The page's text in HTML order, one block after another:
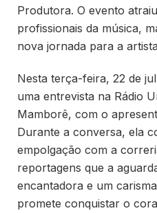
Produtora. O evento
profissionais da música,
nova jornada para a
Nesta terça-feira, 22 de
uma entrevista na Rádio
Mamborê, com o
Durante a conversa, ela
empolgação com a
reportagens que a
encantadora e um
promete conquistar o